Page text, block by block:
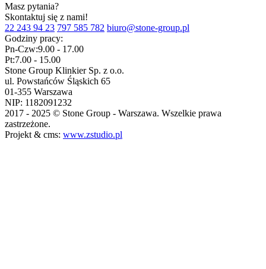
Masz pytania?
Skontaktuj się z nami!
22 243 94 23 797 585 782 biuro@stone-group.pl
Godziny pracy:
Pn-Czw:9.00 - 17.00
Pt:7.00 - 15.00
Stone Group Klinkier Sp. z o.o.
ul. Powstańców Śląskich 65
01-355 Warszawa
NIP: 1182091232
2017 - 2025 © Stone Group - Warszawa. Wszelkie prawa
zastrzeżone.
Projekt & cms: www.zstudio.pl